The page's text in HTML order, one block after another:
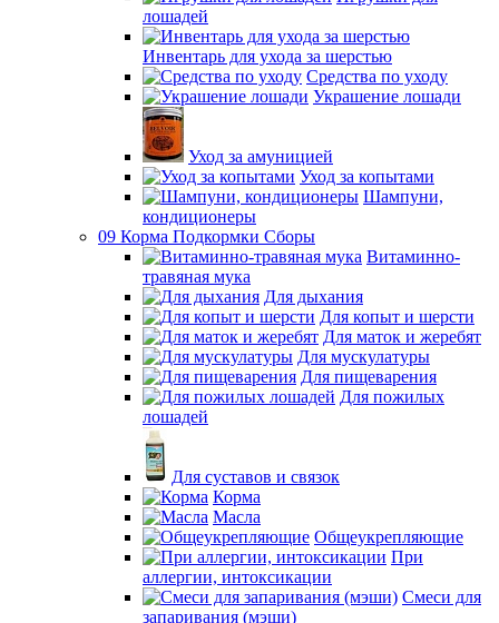
лошадей
Инвентарь для ухода за шерстью
Средства по уходу
Украшение лошади
Уход за амуницией
Уход за копытами
Шампуни,
кондиционеры
09 Корма Подкормки Сборы
Витаминно-
травяная мука
Для дыхания
Для копыт и шерсти
Для маток и жеребят
Для мускулатуры
Для пищеварения
Для пожилых
лошадей
Для суставов и связок
Корма
Масла
Общеукрепляющие
При
аллергии, интоксикации
Смеси для
запаривания (мэши)